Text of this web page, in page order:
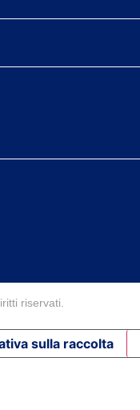
riservati.
sulla raccolta